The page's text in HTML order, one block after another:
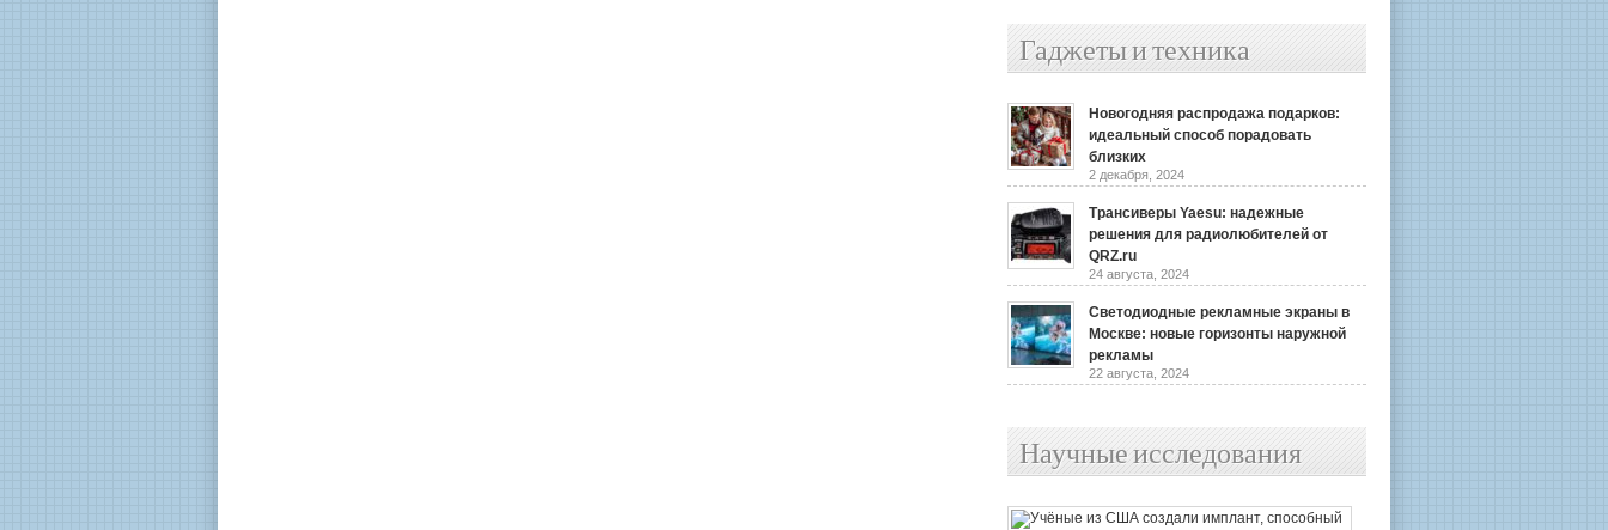
Гаджеты и техника
Новогодняя распродажа подарков:
идеальный способ порадовать
близких
2 декабря, 2024
Трансиверы Yaesu: надежные
решения для радиолюбителей от
QRZ.ru
24 августа, 2024
Светодиодные рекламные экраны в
Москве: новые горизонты наружной
рекламы
22 августа, 2024
Научные исследования